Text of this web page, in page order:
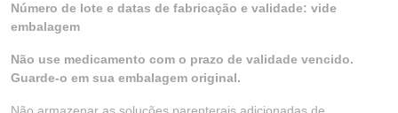
Número de lote e datas de fabricação e validade: vide
embalagem
Não use medicamento com o prazo de validade vencido.
Guarde-o em sua embalagem original.